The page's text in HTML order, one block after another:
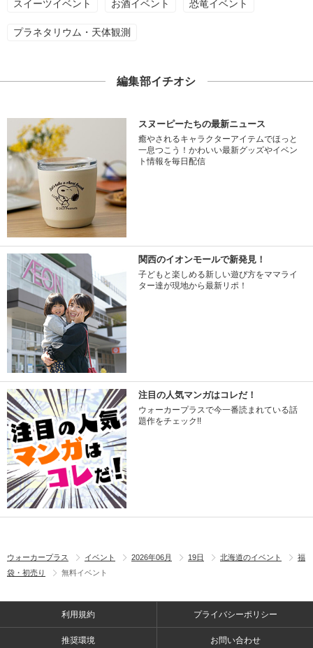
スイーツイベント お酒イベント 恐竜イベント
プラネタリウム・天体観測
編集部イチオシ
スヌーピーたちの最新ニュース
癒やされるキャラクターアイテムでほっと
一息つこう！かわいい最新グッズやイベン
ト情報を毎日配信
関西のイオンモールで新発見！
子どもと楽しめる新しい遊び方をママライ
ター達が現地から最新リポ！
注目の人気マンガはコレだ！
ウォーカープラスで今一番読まれている話
題作をチェック!!
ウォーカープラス イベント 2026年06月 19日 北海道のイベント
福
袋・初売り
無料イベント
利用規約 プライバシーポリシー
推奨環境 お問い合わせ